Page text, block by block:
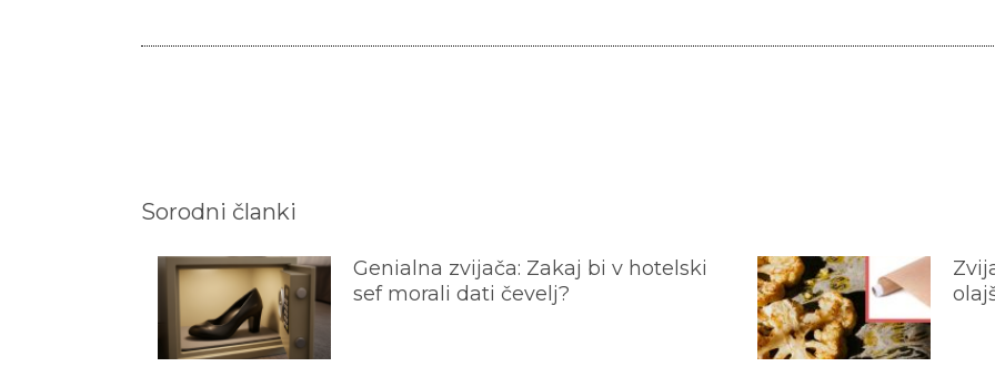
Sorodni članki
Genialna zvijača: Zakaj bi v hotelski
sef morali dati čevelj?